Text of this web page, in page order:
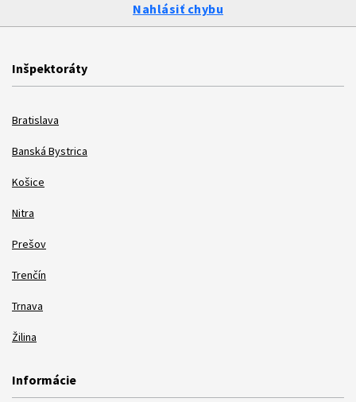
Nahlásiť chybu
Inšpektoráty
Bratislava
Banská Bystrica
Košice
Nitra
Prešov
Trenčín
Trnava
Žilina
Informácie